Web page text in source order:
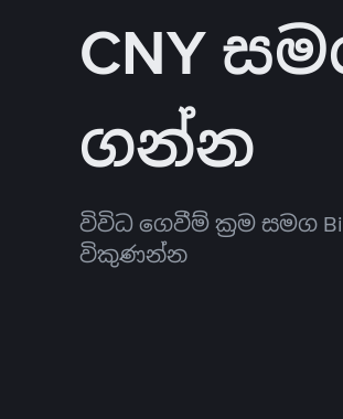
CNY
ගන්න
විවිධ ගෙවීම් ක්‍රම සමග
විකුණන්න